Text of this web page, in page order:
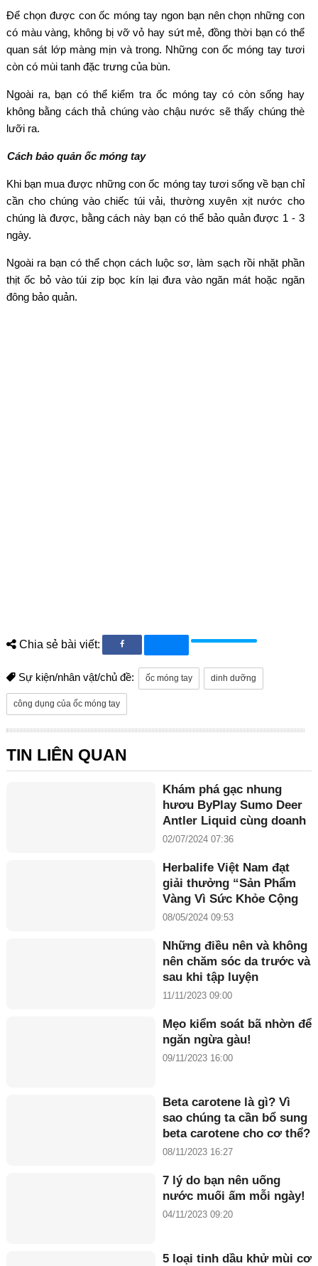
Để chọn được con ốc móng tay ngon bạn nên chọn những con
có màu vàng, không bị vỡ vỏ hay sứt mẻ,đồng thời bạn có thể
quan sát lớp màng mịn và trong. Những con ốc móng tay tươi
còn có mùi tanh đặc trưng của bùn.
Ngoài ra, bạn có thể kiểm tra ốc móng tay có còn sống hay
không bằng cách thả chúng vào chậu nước sẽ thấy chúng thè
lưỡi ra.
Cách bảo quản ốc móng tay
Khi bạn muađược những con ốc móng tay tươi sống về bạn chỉ
cần cho chúng vào chiếc túi vải, thường xuyên xịt nước cho
chúng là được, bằng cách này bạn có thể bảo quảnđược 1 - 3
ngày.
Ngoài ra bạn có thể chọn cách luộc sơ, làm sạch rồi nhặt phần
thịt ốc bỏ vào túi zip bọc kín lại đưa vào ngăn mát hoặc ngăn
đông bảo quản.
Chia sẻ bài viết:
Sự kiện/nhân vật/chủ đề: ốc móng tay dinh dưỡng
công dụng của ốc móng tay
TIN LIÊN QUAN
Khám phá gạc nhung
hươu ByPlay Sumo Deer
Antler Liquid cùng doanh
nhân Maria Tuyền
02/07/2024 07:36
Herbalife Việt Nam đạt
giải thưởng “Sản Phẩm
Vàng Vì Sức Khỏe Cộng
Đồng năm 2024”
08/05/2024 09:53
Những điều nên và không
nên chăm sóc da trước và
sau khi tập luyện
11/11/2023 09:00
Mẹo kiểm soát bã nhờn để
ngăn ngừa gàu!
09/11/2023 16:00
Beta carotene là gì? Vì
sao chúng ta cần bổ sung
beta carotene cho cơ thể?
08/11/2023 16:27
7 lý do bạn nên uống
nước muối ấm mỗi ngày!
04/11/2023 09:20
5 loại tinh dầu khử mùi cơ